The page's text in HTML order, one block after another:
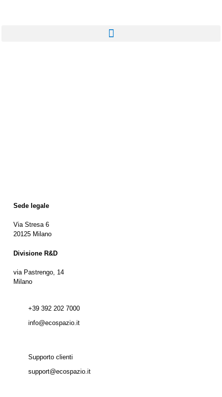
Sede legale
Via Stresa 6
20125 Milano
Divisione R&D
via Pastrengo, 14
Milano
+39 392 202 7000
info@ecospazio.it
Supporto clienti
support@ecospazio.it